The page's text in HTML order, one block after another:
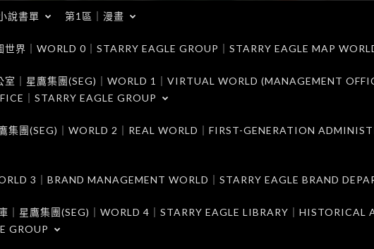
說書單 第1區｜漫畫
界｜WORLD 0｜STARRY EAGLE GROUP｜STARRY EAGLE MAP
｜星鷹集團(SEG)｜WORLD 1｜VIRTUAL WORLD (MANAGEMENT
｜STARRY EAGLE GROUP
集團(SEG)｜WORLD 2｜REAL WORLD｜FIRST-GENERATION
3｜BRAND MANAGEMENT WORLD｜STARRY EAGLE BRAND
｜星鷹集團(SEG)｜WORLD 4｜STARRY EAGLE LIBRARY｜HISTORICAL
GROUP